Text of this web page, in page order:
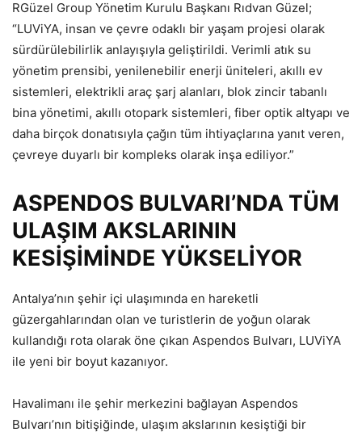
RGüzel Group Yönetim Kurulu Başkanı Rıdvan Güzel;
“LUViYA, insan ve çevre odaklı bir yaşam projesi olarak
sürdürülebilirlik anlayışıyla geliştirildi. Verimli atık su
yönetim prensibi, yenilenebilir enerji üniteleri, akıllı ev
sistemleri, elektrikli araç şarj alanları, blok zincir tabanlı
bina yönetimi, akıllı otopark sistemleri, fiber optik altyapı ve
daha birçok donatısıyla çağın tüm ihtiyaçlarına yanıt veren,
çevreye duyarlı bir kompleks olarak inşa ediliyor.”
ASPENDOS BULVARI’NDA TÜM
ULAŞIM AKSLARININ
KESİŞİMİNDE YÜKSELİYOR
Antalya’nın şehir içi ulaşımında en hareketli
güzergahlarından olan ve turistlerin de yoğun olarak
kullandığı rota olarak öne çıkan Aspendos Bulvarı, LUViYA
ile yeni bir boyut kazanıyor.
Havalimanı ile şehir merkezini bağlayan Aspendos
Bulvarı’nın bitişiğinde, ulaşım akslarının kesiştiği bir